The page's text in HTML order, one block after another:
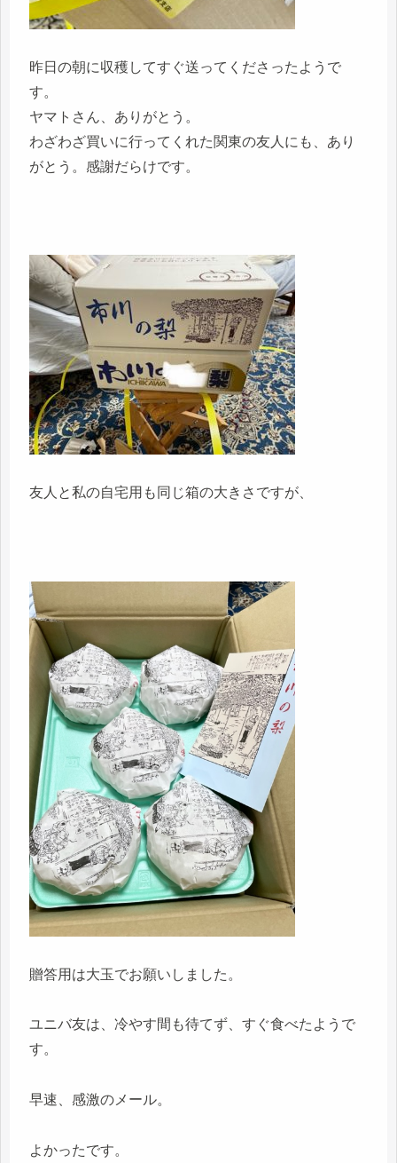
昨日の朝に収穫してすぐ送ってくださったようで
す。
ヤマトさん、ありがとう。
わざわざ買いに行ってくれた関東の友人にも、あり
がとう。感謝だらけです。
友人と私の自宅用も同じ箱の大きさですが、
贈答用は大玉でお願いしました。
ユニバ友は、冷やす間も待てず、すぐ食べたようで
す。
早速、感激のメール。
よかったです。